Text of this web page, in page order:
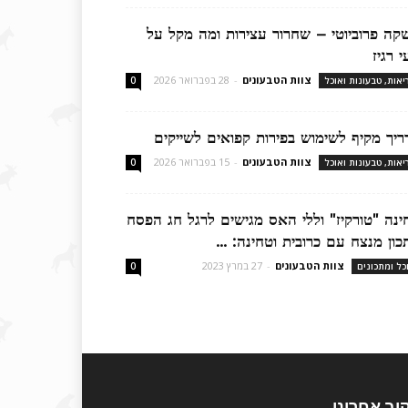
פרוביוטי – שחרור עצירות ומה מקל על
רגיז
טבעונות ואוכל צוות הטבעונים - 28 בפברואר 2026 0
מקיף לשימוש בפירות קפואים לשייקים
טבעונות ואוכל צוות הטבעונים - 15 בפברואר 2026 0
"טורקיז" וללי האס מגישים לרגל חג הפסח
מנצח עם כרובית וטחינה: ...
ומתכונים צוות הטבעונים - 27 במרץ 2023 0